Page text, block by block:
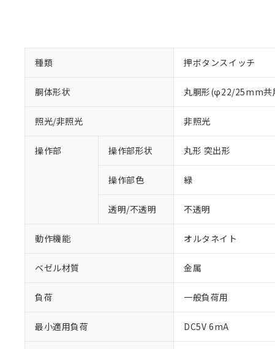
種類 押ボタンスイッチ
胴体形状 丸胴形(φ22/25mm共
照光/非照光 非照光
操作部 操作部形状 丸形 突出形
操作部色 緑
透明/不透明 不透明
動作機能 オルタネイト
ベゼル材質 金属
負荷 一般負荷用
最小適用負荷 DC5V 6mA
※1 対応状況